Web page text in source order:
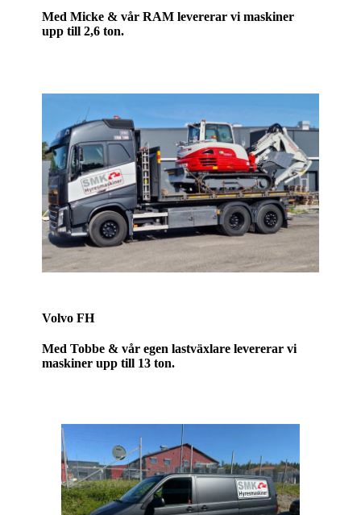
Med Micke & vår RAM levererar vi maskiner
upp till 2,6 ton.
Volvo FH
Med Tobbe & vår egen lastväxlare levererar vi
maskiner upp till 13 ton.